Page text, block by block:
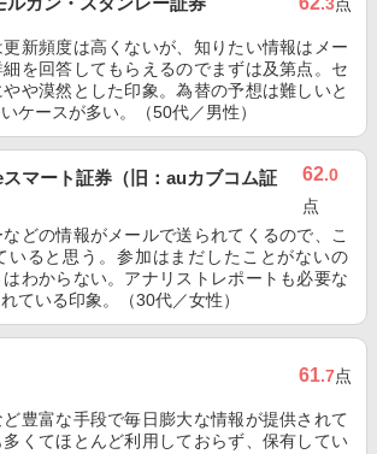
新頻度は高くないが、知りたい情報はメー
を回答してもらえるのでまずは及第点。セ
や漠然とした印象。為替の予想は難しいと
ケースが多い。（50代／男性）
マート証券（旧：auカブコム証
62.0
点
どの情報がメールで送られてくるので、こ
いると思う。参加はまだしたことがないの
わからない。アナリストレポートも必要な
ている印象。（30代／女性）
61.7点
豊富な手段で毎日膨大な情報が提供されて
くてほとんど利用しておらず、保有してい